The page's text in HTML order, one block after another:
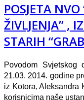
POSJETA
ŽIVLJENJA” ,
STARIH
Povodom
21.03. 2014. godine
iz Kotora, Aleksandra
korisnicima naše